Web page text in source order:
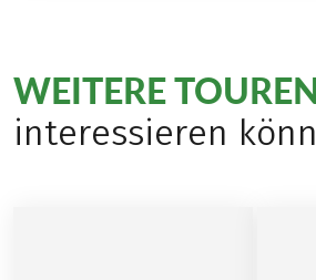
WEITERE
interessieren